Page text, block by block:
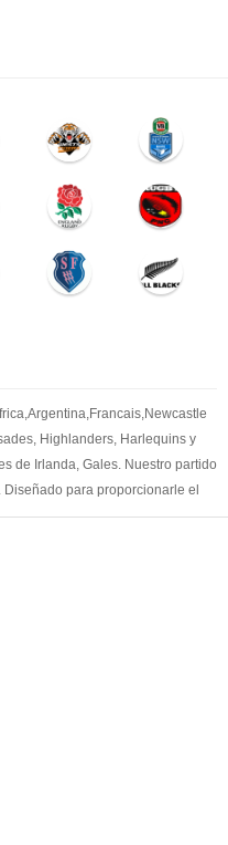
Highlanders, Harlequins y
de Irlanda, Gales. Nuestro partido
para proporcionarle el
Bienvenido a comprar la